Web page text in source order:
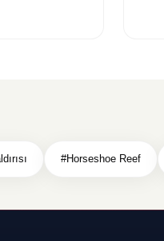
#Horseshoe Reef